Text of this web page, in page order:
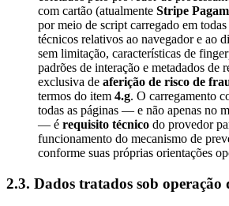
com cartão (atualmente Stripe
por meio de script carregado em
técnicos relativos ao navegador e ao
sem limitação, características de
padrões de interação e metadados de
exclusiva de aferição de risco de
termos do item 4.g. O carregamento
todas as páginas — e não apenas no
— é requisito técnico do provedor
funcionamento do mecanismo de
conforme suas próprias orientações
2.3. Dados tratados sob